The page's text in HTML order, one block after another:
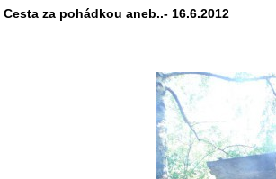
Cesta za pohádkou aneb..- 16.6.2012